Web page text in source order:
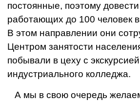
постоянные, поэтому
работающих до 100 чело­век
В этом направлении они
Центром занятости
побывали в цеху с
индустриального кол­леджа.
А мы в свою очередь